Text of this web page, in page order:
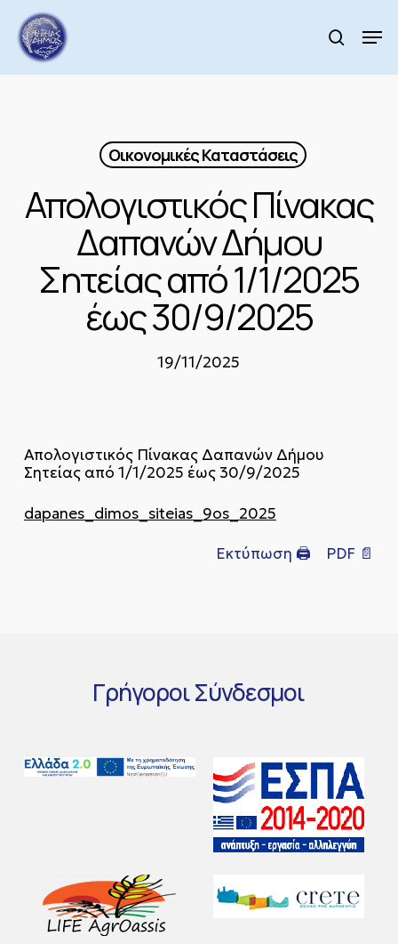
main
content
search
Οικονομικές Καταστάσεις
Απολογιστικός Πίνακας
Δαπανών Δήμου
Σητείας από 1/1/2025
έως 30/9/2025
19/11/2025
Απολογιστικός Πίνακας Δαπανών Δήμου
Σητείας από 1/1/2025 έως 30/9/2025
dapanes_dimos_siteias_9os_2025
Εκτύπωση 🖨 PDF 📄
ΓρήγοροιΣύνδεσμοι
Menu